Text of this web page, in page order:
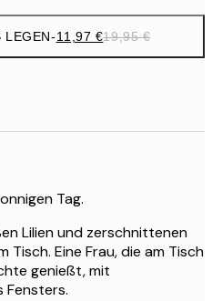
LEGEN-11,97 €19,95 €
Tag.
Lilien und zerschnittenen
Tisch. Eine Frau, die am Tisch
genießt, mit
Fensters.